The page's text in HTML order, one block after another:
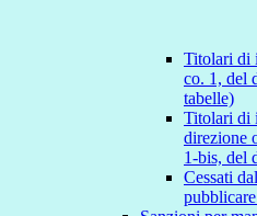
Titolari di
co. 1, del
tabelle)
Titolari di
direzione
1-bis, del
Cessati